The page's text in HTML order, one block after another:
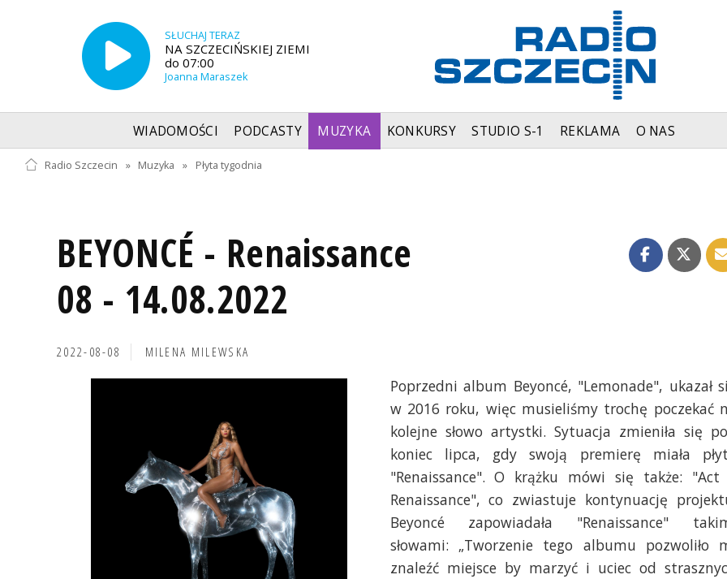
SŁUCHAJ TERAZ
NA SZCZECIŃSKIEJ ZIEMI
do 07:00
Joanna Maraszek
WIADOMOŚCI PODCASTY MUZYKA KONKURSY STUDIO S-1 REKLAMA O NAS
Radio Szczecin » Muzyka » Płyta tygodnia
BEYONCÉ - Renaissance
08 - 14.08.2022
2022-08-08 MILENA MILEWSKA
Poprzedni album Beyoncé, "Lemonade", ukazał
w 2016 roku, więc musieliśmy trochę poczekać
kolejne słowo artystki. Sytuacja zmieniła się
koniec lipca, gdy swoją premierę miała
"Renaissance". O krążku mówi się także: "Act
Renaissance", co zwiastuje kontynuację
Beyoncé zapowiadała "Renaissance"
słowami: „Tworzenie tego albumu pozwoliło
znaleźć miejsce by marzyć i uciec od